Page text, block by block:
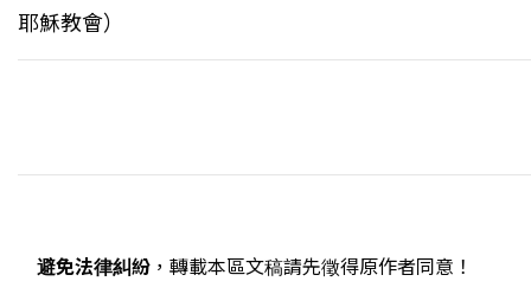
耶穌教會）
避免法律糾紛 ，轉載本區文稿請先徵得原作者同意！